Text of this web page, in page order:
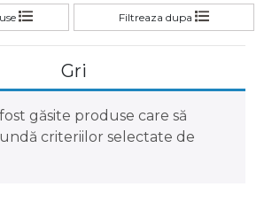
Filtreaza dupa
Gri
găsite produse care să
criteriilor selectate de